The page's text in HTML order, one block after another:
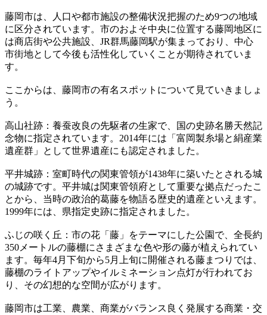
藤岡市は、人口や都市施設の整備状況把握のため9つの地域
に区分されています。市のおよそ中央に位置する藤岡地区に
は商店街や公共施設、JR群馬藤岡駅が集まっており、中心
市街地として今後も活性化していくことが期待されていま
す。
ここからは、藤岡市の有名スポットについて見ていきましょ
う。
高山社跡：養蚕改良の先駆者の生家で、国の史跡名勝天然記
念物に指定されています。2014年には「富岡製糸場と絹産業
遺産群」として世界遺産にも認定されました。
平井城跡：室町時代の関東管領が1438年に築いたとされる城
の城跡です。平井城は関東管領府として重要な拠点だったこ
とから、当時の政治的葛藤を物語る歴史的遺産といえます。
1999年には、県指定史跡に指定されました。
ふじの咲く丘：市の花「藤」をテーマにした公園で、全長約
350メートルの藤棚にさまざまな色や形の藤が植えられてい
ます。毎年4月下旬から5月上旬に開催される藤まつりでは、
藤棚のライトアップやイルミネーション点灯が行われてお
り、その幻想的な空間が広がります。
藤岡市は工業、農業、商業がバランス良く発展する商業・交